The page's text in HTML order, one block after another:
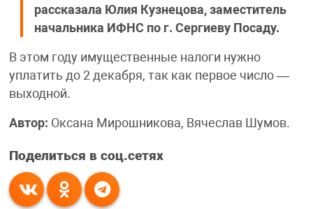
рассказала Юлия Кузнецова, заместитель
начальника ИФНС по г. Сергиеву Посаду.
В этом году имущественные налоги нужно
уплатить до 2 декабря, так как первое число —
выходной.
Автор: Оксана Мирошникова, Вячеслав Шумов.
Поделиться в соц.сетях